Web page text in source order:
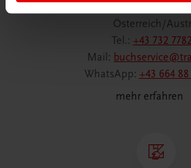
Köglstraße 14 |
Österreich/
Tel.: +43 732
Mail:
WhatsApp: +43 664 88
mehr erfahren